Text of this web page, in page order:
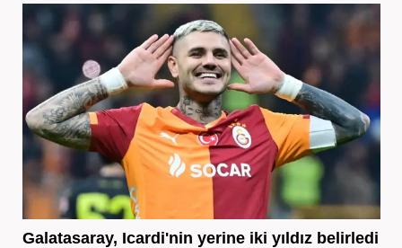
Galatasaray, Icardi'nin yerine iki yıldız belirledi